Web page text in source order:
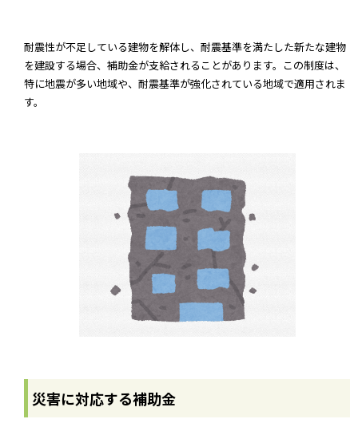
耐震性が不足している建物を解体し、耐震基準を満たした新たな建物
を建設する場合、補助金が支給されることがあります。この制度は、
特に地震が多い地域や、耐震基準が強化されている地域で適用されま
す。
災害に対応する補助金